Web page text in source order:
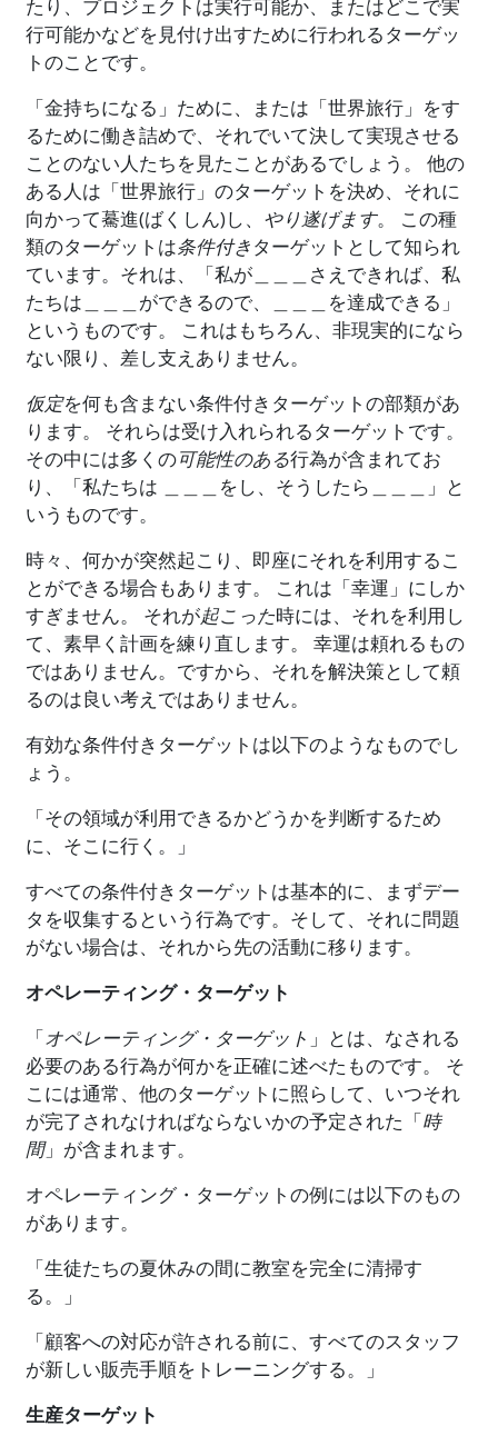
たり、プロジェクトは実行可能か、またはどこで実
行可能かなどを見付け出すために行われるターゲッ
トのことです。
「金持ちになる」ために、または「世界旅行」をす
るために働き詰めで、それでいて決して実現させる
ことのない人たちを見たことがあるでしょう。 他の
ある人は「世界旅行」のターゲットを決め、それに
向かって驀進(ばくしん)し、 やり遂げます。 この種
類のターゲットは条件付きターゲットとして知られ
ています。それは、「私が＿＿＿さえできれば、私
たちは＿＿＿ができるので、＿＿＿を達成できる」
というものです。 これはもちろん、非現実的になら
ない限り、差し支えありません。
仮定を何も含まない条件付きターゲットの部類があ
ります。 それらは受け入れられるターゲットです。
その中には多くの可能性のある行為が含まれてお
り、「私たちは ＿＿＿をし、そうしたら＿＿＿」と
いうものです。
時々、何かが突然起こり、即座にそれを利用するこ
とができる場合もあります。 これは「幸運」にしか
すぎません。 それが起こった時には、それを利用し
て、素早く計画を練り直します。 幸運は頼れるもの
ではありません。ですから、それを解決策として頼
るのは良い考えではありません。
有効な条件付きターゲットは以下のようなものでし
ょう。
「その領域が利用できるかどうかを判断するため
に、そこに行く。」
すべての条件付きターゲットは基本的に、まずデー
タを収集するという行為です。そして、それに問題
がない場合は、それから先の活動に移ります。
オペレーティング・ターゲット
「オペレーティング・ターゲット 」とは、なされる
必要のある行為が何かを正確に述べたものです。 そ
こには通常、他のターゲットに照らして、いつそれ
が完了されなければならないかの予定された「時
間」が含まれます。
オペレーティング・ターゲットの例には以下のもの
があります。
「生徒たちの夏休みの間に教室を完全に清掃す
る。」
「顧客への対応が許される前に、すべてのスタッフ
が新しい販売手順をトレーニングする。」
生産ターゲット